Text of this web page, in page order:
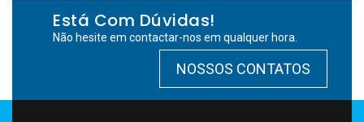
Está Com Dúvidas!
Não hesite em contactar-nos em qualquer hora.
NOSSOS CONTATOS